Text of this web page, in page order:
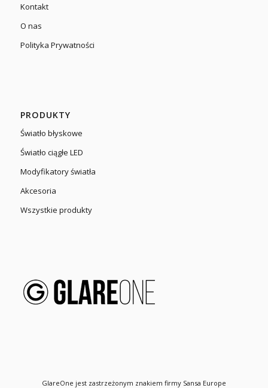
Kontakt
O nas
Polityka Prywatności
PRODUKTY
Światło błyskowe
Światło ciągłe LED
Modyfikatory światła
Akcesoria
Wszystkie produkty
GlareOne jest zastrzeżonym znakiem firmy Sansa Europe